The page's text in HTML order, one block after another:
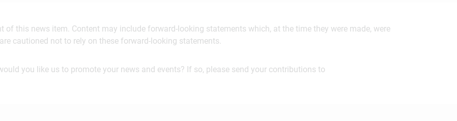
this news item. Content may include forward-looking statements which, at the time they were made, were
cautioned not to rely on these forward-looking statements.
you like us to promote your news and events? If so, please send your contributions to